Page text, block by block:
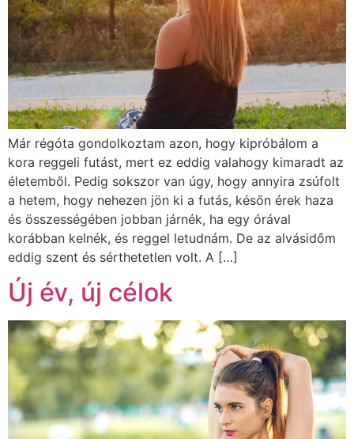
Már régóta gondolkoztam azon, hogy kipróbálom a
kora reggeli futást, mert ez eddig valahogy kimaradt az
életemből. Pedig sokszor van úgy, hogy annyira zsúfolt
a hetem, hogy nehezen jön ki a futás, későn érek haza
és összességében jobban járnék, ha egy órával
korábban kelnék, és reggel letudnám. De az alvásidőm
eddig szent és sérthetetlen volt. A […]
Új év, új célok